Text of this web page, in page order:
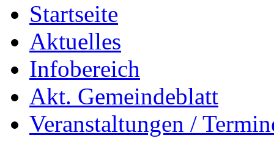
Startseite
Aktuelles
Infobereich
Akt. Gemeindeblatt
Veranstaltungen /